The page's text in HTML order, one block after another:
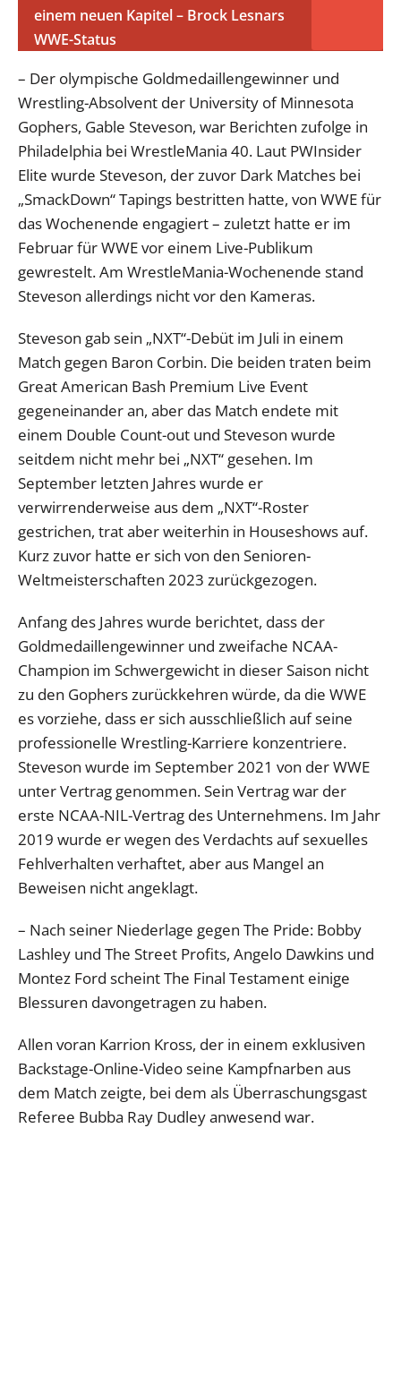
einem neuen Kapitel – Brock Lesnars
WWE-Status
– Der olympische Goldmedaillengewinner und
Wrestling-Absolvent der University of Minnesota
Gophers, Gable Steveson, war Berichten zufolge in
Philadelphia bei WrestleMania 40. Laut PWInsider
Elite wurde Steveson, der zuvor Dark Matches bei
„SmackDown“ Tapings bestritten hatte, von WWE für
das Wochenende engagiert – zuletzt hatte er im
Februar für WWE vor einem Live-Publikum
gewrestelt. Am WrestleMania-Wochenende stand
Steveson allerdings nicht vor den Kameras.
Steveson gab sein „NXT“-Debüt im Juli in einem
Match gegen Baron Corbin. Die beiden traten beim
Great American Bash Premium Live Event
gegeneinander an, aber das Match endete mit
einem Double Count-out und Steveson wurde
seitdem nicht mehr bei „NXT“ gesehen. Im
September letzten Jahres wurde er
verwirrenderweise aus dem „NXT“-Roster
gestrichen, trat aber weiterhin in Houseshows auf.
Kurz zuvor hatte er sich von den Senioren-
Weltmeisterschaften 2023 zurückgezogen.
Anfang des Jahres wurde berichtet, dass der
Goldmedaillengewinner und zweifache NCAA-
Champion im Schwergewicht in dieser Saison nicht
zu den Gophers zurückkehren würde, da die WWE
es vorziehe, dass er sich ausschließlich auf seine
professionelle Wrestling-Karriere konzentriere.
Steveson wurde im September 2021 von der WWE
unter Vertrag genommen. Sein Vertrag war der
erste NCAA-NIL-Vertrag des Unternehmens. Im Jahr
2019 wurde er wegen des Verdachts auf sexuelles
Fehlverhalten verhaftet, aber aus Mangel an
Beweisen nicht angeklagt.
– Nach seiner Niederlage gegen The Pride: Bobby
Lashley und The Street Profits, Angelo Dawkins und
Montez Ford scheint The Final Testament einige
Blessuren davongetragen zu haben.
Allen voran Karrion Kross, der in einem exklusiven
Backstage-Online-Video seine Kampfnarben aus
dem Match zeigte, bei dem als Überraschungsgast
Referee Bubba Ray Dudley anwesend war.